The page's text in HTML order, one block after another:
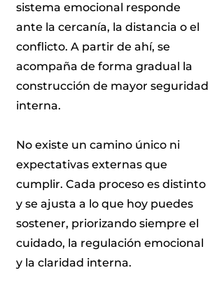
sistema emocional responde
ante la cercanía, la distancia o el
conflicto. A partir de ahí, se
acompaña de forma gradual la
construcción de mayor seguridad
interna.
No existe un camino único ni
expectativas externas que
cumplir. Cada proceso es distinto
y se ajusta a lo que hoy puedes
sostener, priorizando siempre el
cuidado, la regulación emocional
y la claridad interna.